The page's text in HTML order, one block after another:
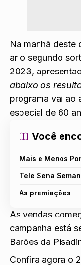
Na manhã
ar o segundo
2023,
abaixo os
programa vai ao
especial de 60
Você
Mais e Menos
Tele Sena
As premiações
As vendas
campanha está
Barões da
Confira agora o